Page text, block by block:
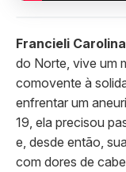
Francieli
do Norte, vive um
comovente à
enfrentar um
19, ela precisou
e, desde então,
com dores de